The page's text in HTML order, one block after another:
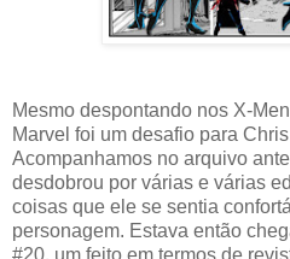
Mesmo despontando nos X-
Marvel foi um desafio para
Acompanhamos no arquivo
desdobrou por várias e várias
coisas que ele se sentia
personagem. Estava então
#20, um feito em termos de